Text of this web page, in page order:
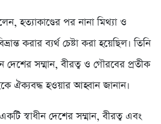
হত্যাকাণ্ডের পর নানা মিথ্যা ও
করার ব্যর্থ চেষ্টা করা হয়েছিল। তিনি
দেশের সম্মান, বীরত্ব ও গৌরবের প্রতীক
ঐক্যবদ্ধ হওয়ার আহ্বান জানান।
স্বাধীন দেশের সম্মান, বীরত্ব এবং